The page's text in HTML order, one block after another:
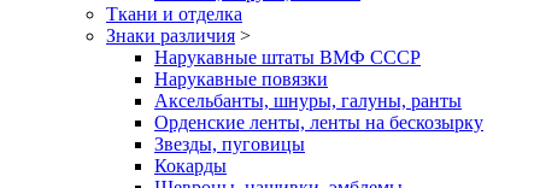
Ткани и отделка
Знаки различия >
Нарукавные штаты ВМФ СССР
Нарукавные повязки
Аксельбанты, шнуры, галуны, ранты
Орденские ленты, ленты на бескозырку
Звезды, пуговицы
Кокарды